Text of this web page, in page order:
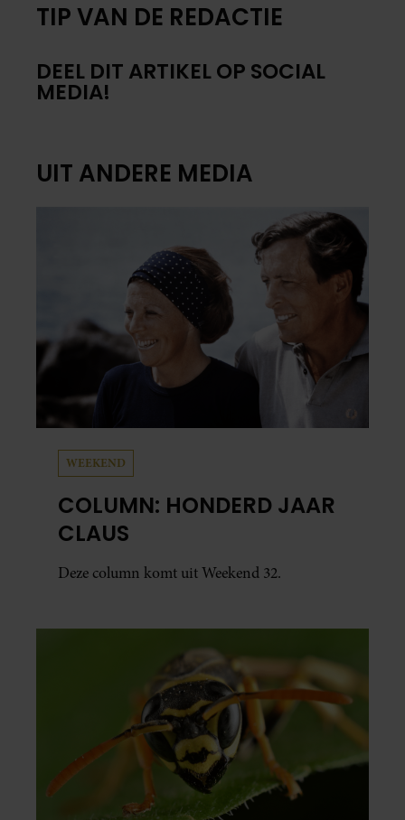
TIP VAN DE REDACTIE
DEEL DIT ARTIKEL OP SOCIAL
MEDIA!
UIT ANDERE MEDIA
WEEKEND
COLUMN: HONDERD JAAR
CLAUS
Deze column komt uit Weekend 32.